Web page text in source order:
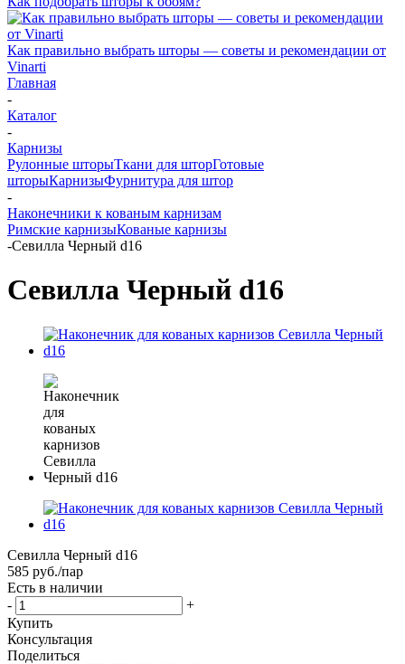
Как правильно выбрать шторы — советы и рекомендации от
Vinarti
Главная
-
Каталог
-
Карнизы
Рулонные шторыТкани для шторГотовые
шторыКарнизыФурнитура для штор
-
Наконечники к кованым карнизам
Римские карнизыКованые карнизы
-Севилла Черный d16
Севилла Черный d16
Севилла Черный d16
585 руб./пар
Есть в наличии
-
+
Купить
Консультация
Поделиться